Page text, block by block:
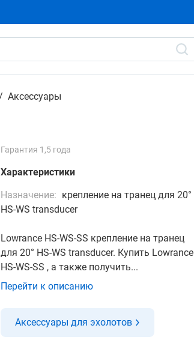
Аксессуары
Гарантия 1,5 года
Характеристики
Назначение: крепление на транец для 20°
HS-WS transducer
Lowrance HS-WS-SS крепление на транец
для 20° HS-WS transducer. Купить Lowrance
HS-WS-SS , а также получить...
Перейти к описанию
Аксессуары для эхолотов